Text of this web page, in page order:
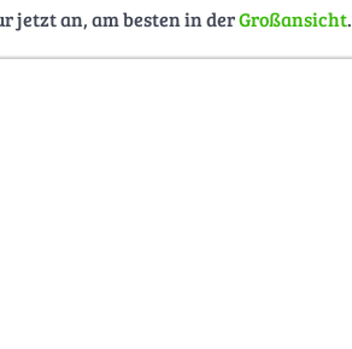
jetzt an, am besten in derGroßansicht.